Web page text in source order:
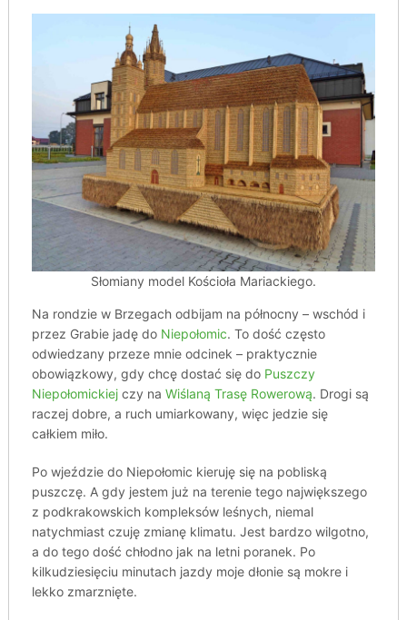
Słomiany model Kościoła Mariackiego.
Na rondzie w Brzegach odbijam na północny – wschód i
przez Grabie jadę do Niepołomic. To dość często
odwiedzany przeze mnie odcinek – praktycznie
obowiązkowy, gdy chcę dostać się do Puszczy
Niepołomickiejczy na Wiślaną Trasę Rowerową. Drogi są
raczej dobre, a ruch umiarkowany, więc jedzie się
całkiem miło.
Po wjeździe do Niepołomic kieruję się na pobliską
puszczę. A gdy jestem już na terenie tego największego
z podkrakowskich kompleksów leśnych, niemal
natychmiast czuję zmianę klimatu. Jest bardzo wilgotno,
a do tego dość chłodno jak na letni poranek. Po
kilkudziesięciu minutach jazdy moje dłonie są mokre i
lekko zmarznięte.